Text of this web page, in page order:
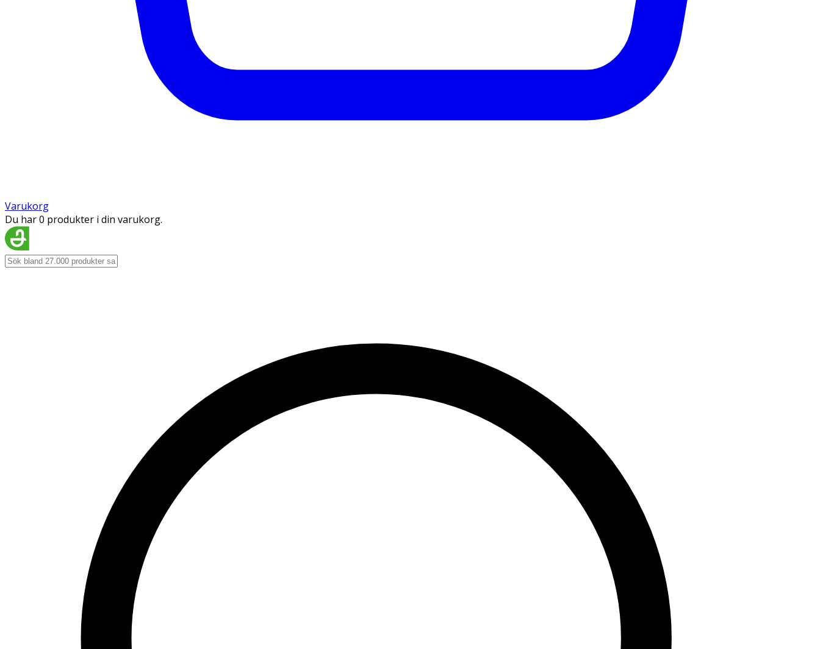
Varukorg
Du har 0 produkter i din varukorg.